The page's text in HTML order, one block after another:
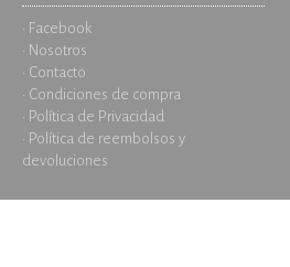
· Facebook
· Nosotros
· Contacto
· Condiciones de compra
· Política de Privacidad
· Política de reembolsos y
devoluciones